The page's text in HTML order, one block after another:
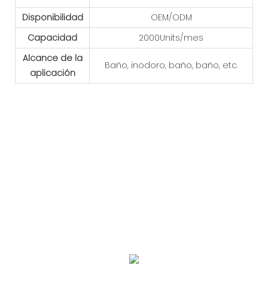
Disponibilidad
OEM/ODM
Capacidad
2000Units/mes
Alcance de la
aplicación
Baño, inodoro, baño, baño, etc.